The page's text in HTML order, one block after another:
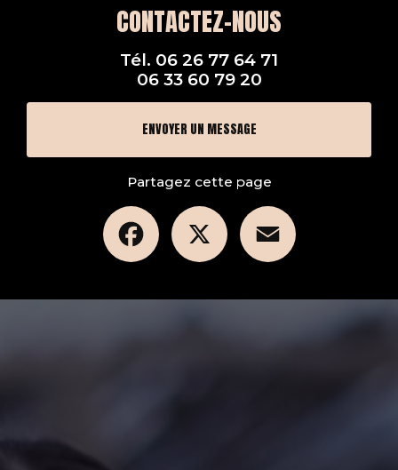
CONTACTEZ-NOUS
Tél. 06 26 77 64 71
06 33 60 79 20
ENVOYER UN MESSAGE
Partagez cette page
Facebook